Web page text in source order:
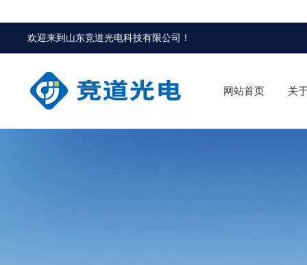
欢迎来到 山东竞道光电科技有限公司 ！
网站首页 关